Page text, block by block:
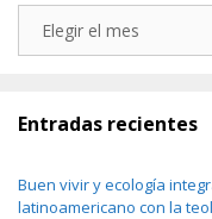
Entradas recientes
Buen vivir y ecología
latinoamericano con la